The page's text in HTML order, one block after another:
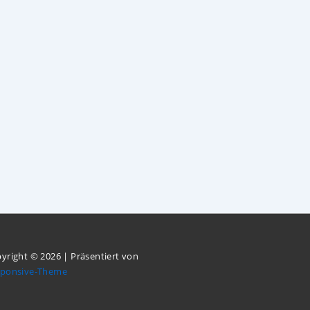
© 2026 | Präsentiert von
Theme